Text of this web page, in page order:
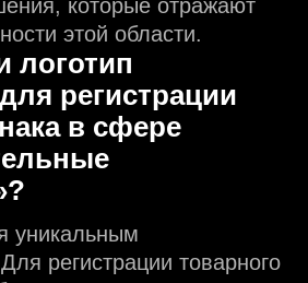
которые отражают
этой области.
логотип
регистрации
в сфере
уникальным
регистрации товарного